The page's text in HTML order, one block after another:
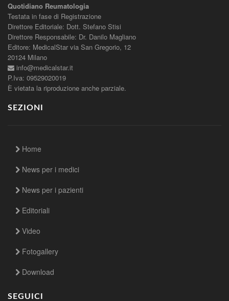
Quotidiano Reumatologia
Testata in fase di Registrazione
Direttore Editoriale: Dott. Stefano Stisi
Direttore Responsabile: Dr. Danilo Magliano
Editore: MedicalStar via San Gregorio, 12
20124 Milano
info@medicalstar.it
P.Iva: 09529020019
È vietata la riproduzione anche parziale.
SEZIONI
Home
News per i medici
News per i pazienti
Editoriali
Video
Fotogallery
Download
SEGUICI